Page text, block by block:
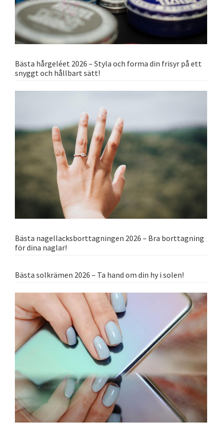
Bästa hårgeléet 2026 – Styla och forma din frisyr på ett
snyggt och hållbart sätt!
Bästa nagellacksborttagningen 2026 – Bra borttagning
för dina naglar!
Bästa solkrämen 2026 – Ta hand om din hy i solen!